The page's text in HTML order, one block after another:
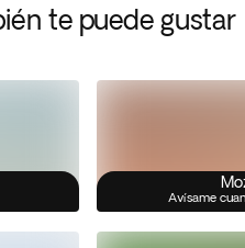
te puede gustar
Avísame